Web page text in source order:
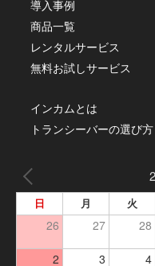
導入事例
商品一覧
レンタルサービス
無料お試しサービス
インカムとは
トランシーバーの選び方
日 月 火
26 27 28
2 3 4